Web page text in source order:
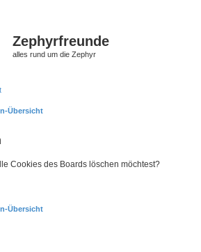
Zephyrfreunde
alles rund um die Zephyr
Übersicht
Cookies des Boards löschen möchtest?
Übersicht